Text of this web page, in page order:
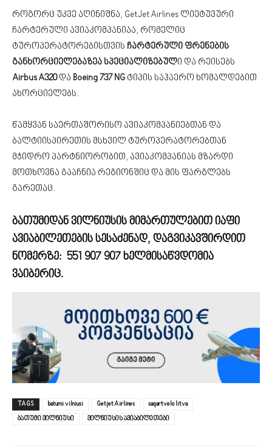
როგორც უკვე აღინიშნა, GetJet Airlines ლიეტუვური
ჩარტერული ავიაკომპანიაა, რომელიც
ტუროპერატორებისთვის ჩარტერული ფრენების
განხორციელებაზეა სპეციალიზებული და რეისებს
Airbus A320და Boeing 737 NG ტიპის საჰაერო ხომალდებით
ახორციელებს.
წამყვან საერთაშორისო ავიაკომპანიებთან და
ბალტიისპირეთის მსხვილ ტუროპერატორებთან
მჭიდრო პარტნიორობით, ავიაკომპანიას მზარდი
მოთხოვნა გააჩნია რეგიონშიც და მის ფარგლებს
გარეთაც.
ბათუმიდან ვილნიუსის მიმართულებით იაფი
ავიაბილეთების სესაძენად, დაგვიკავშირდით
ნომერზე: 551 907 907ხელმისაწვდომია
ვაიბერიც.
TAGS batumi vilniusi Getjet Airlines
saqartvelo litva
ბათუმი ვილნიუსი
ვილნიუსის ავიაბილეთები